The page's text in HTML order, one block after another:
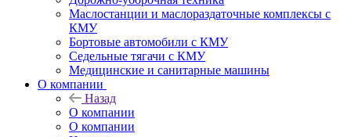
Маслостанции и маслораздаточные комплексы с
КМУ
Бортовые автомобили с КМУ
Седельные тягачи с КМУ
Медицинские и санитарные машины
О компании
Назад
О компании
О компании